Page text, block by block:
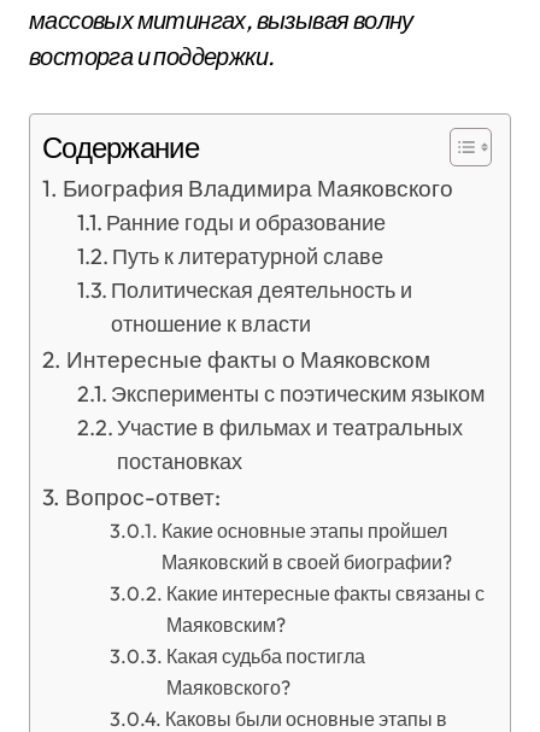
массовых митингах, вызывая волну
восторга и поддержки.
Содержание
Биография Владимира Маяковского
Ранние годы и образование
Путь к литературной славе
Политическая деятельность и
отношение к власти
Интересные факты о Маяковском
Эксперименты с поэтическим языком
Участие в фильмах и театральных
постановках
Вопрос-ответ:
Какие основные этапы пройшел
Маяковский в своей биографии?
Какие интересные факты связаны с
Маяковским?
Какая судьба постигла
Маяковского?
Каковы были основные этапы в